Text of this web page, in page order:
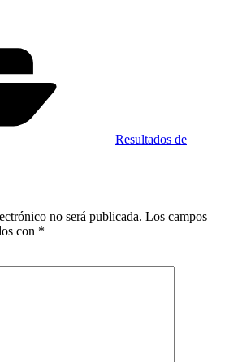
Resultados de
no será publicada. Los campos
con *